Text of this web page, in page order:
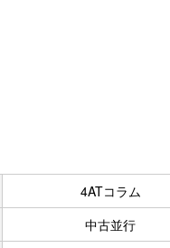
4ATコラム
中古並行